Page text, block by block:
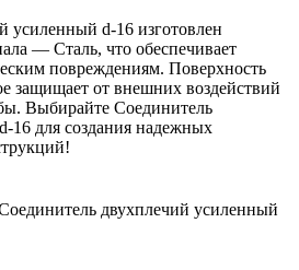
усиленный d-16 изготовлен
— Сталь, что обеспечивает
повреждениям. Поверхность
защищает от внешних воздействий
Выбирайте Соединитель
16 для создания надежных
двухплечий усиленный